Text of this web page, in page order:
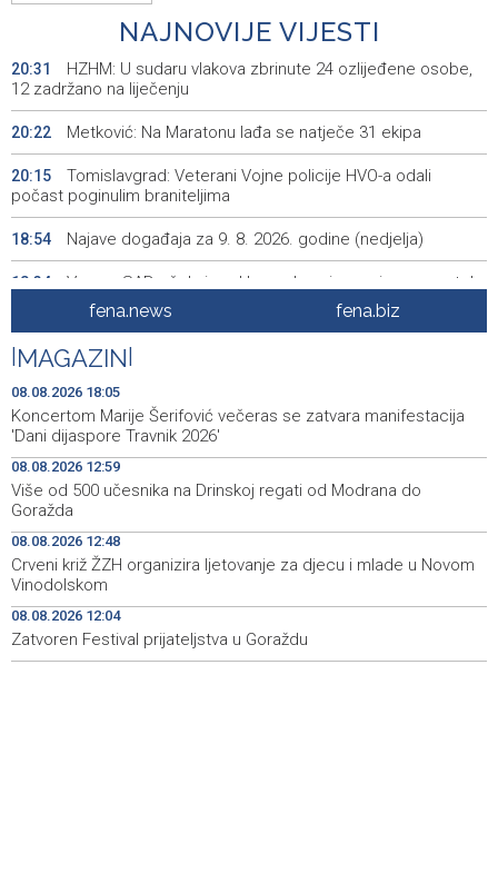
NAJNOVIJE VIJESTI
20:31
HZHM: U sudaru vlakova zbrinute 24 ozlijeđene osobe,
12 zadržano na liječenju
20:22 Metković: Na Maratonu lađa se natječe 31 ekipa
20:15
Tomislavgrad: Veterani Vojne policije HVO-a odali
počast poginulim braniteljima
18:54 Najave događaja za 9. 8. 2026. godine (nedjelja)
18:34
Vance: SAD očekuje od Irana da osigura siguran protok
nafte kroz Hormuški moreuz
18:21
Iranski šef sigurnosti: Hormuški moreuz će ostati
zatvoren dok SAD ne ispuni zahtjeve Teherana
18:09
Iran 'vrlo blizu' dogovora s Omanom o novoj Hormuškoj
brodskoj ruti
18:05
Koncertom Marije Šerifović večeras se zatvara
manifestacija 'Dani dijaspore Travnik 2026'
17:26
Kod mosta Brčko - Gunja pronađene kosti, vještaci
sudske medicine utvrđuju porijeklo
regiona
fena.news fena.biz
MAGAZIN
08.08.2026 18:05
Koncertom Marije Šerifović večeras se zatvara manifestacija
'Dani dijaspore Travnik 2026'
08.08.2026 12:59
Više od 500 učesnika na Drinskoj regati od Modrana do
Goražda
08.08.2026 12:48
Crveni križ ŽZH organizira ljetovanje za djecu i mlade u Novom
Vinodolskom
08.08.2026 12:04
Zatvoren Festival prijateljstva u Goraždu